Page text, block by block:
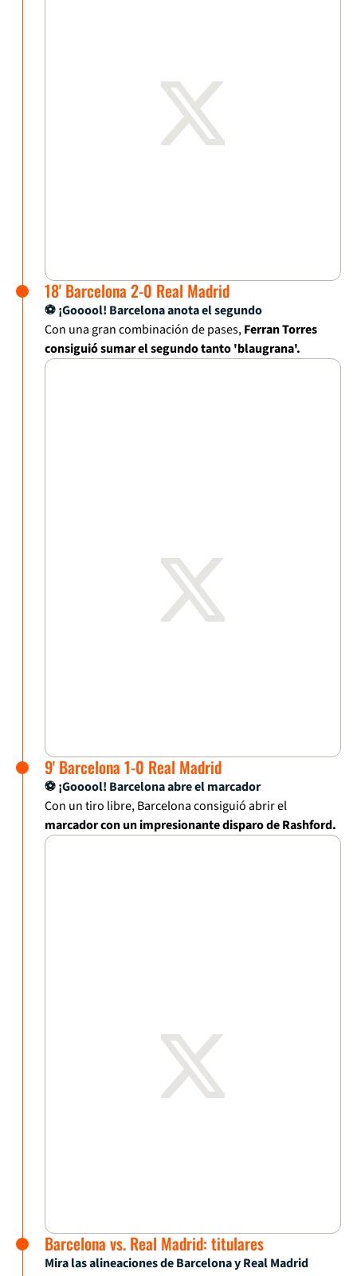
18' Barcelona 2-0 Real Madrid
⚽ ¡Gooool! Barcelona anota el segundo
Con una gran combinación de pases,Ferran Torres
consiguió sumar el segundo tanto 'blaugrana'.
9' Barcelona 1-0 Real Madrid
⚽ ¡Gooool! Barcelona abre el marcador
Con un tiro libre, Barcelona consiguió abrir el
marcador con un impresionante disparo de Rashford.
Barcelona vs. Real Madrid: titulares
Mira las alineaciones de Barcelona y Real Madrid